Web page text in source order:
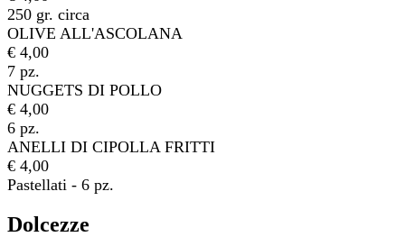
250 gr. circa
OLIVE ALL'ASCOLANA
€ 4,00
7 pz.
NUGGETS DI POLLO
€ 4,00
6 pz.
ANELLI DI CIPOLLA FRITTI
€ 4,00
Pastellati - 6 pz.
Dolcezze